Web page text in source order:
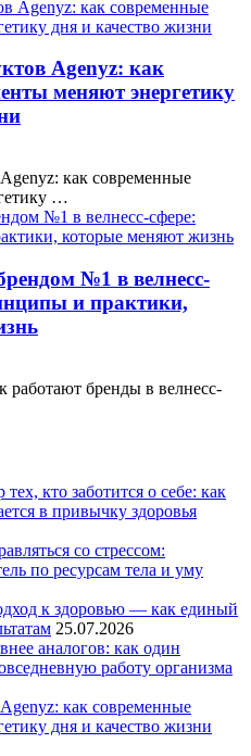
Agenyz: как
меняют энергетику
как современные
…
№1 в велнесс-
и практики,
работают бренды в велнесс-
кто заботится о себе: как
в привычку здоровья
со стрессом:
по ресурсам тела и уму
к здоровью — как единый
25.07.2026
аналогов: как один
работу организма
как современные
дня и качество жизни